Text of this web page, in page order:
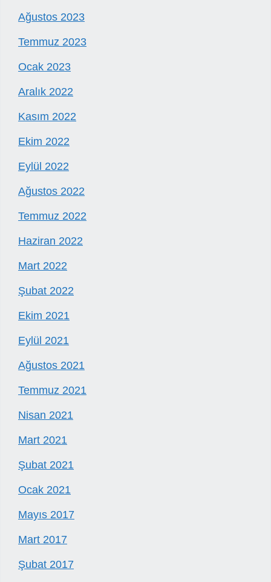
Ağustos 2023
Temmuz 2023
Ocak 2023
Aralık 2022
Kasım 2022
Ekim 2022
Eylül 2022
Ağustos 2022
Temmuz 2022
Haziran 2022
Mart 2022
Şubat 2022
Ekim 2021
Eylül 2021
Ağustos 2021
Temmuz 2021
Nisan 2021
Mart 2021
Şubat 2021
Ocak 2021
Mayıs 2017
Mart 2017
Şubat 2017